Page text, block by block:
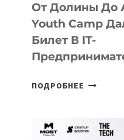
От Долины До
Youth Camp
Билет В IT-
ПОДРОБНЕЕ ОТ
АЛМАТЫ: